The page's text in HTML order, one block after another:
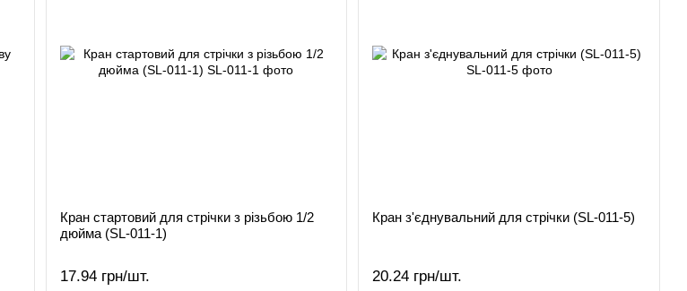
Кран стартовий для стрічки з різьбою 1/2
дюйма (SL-011-1)
17.94 грн/шт.
Кран з'єднувальний для стрічки (SL-011-5)
20.24 грн/шт.